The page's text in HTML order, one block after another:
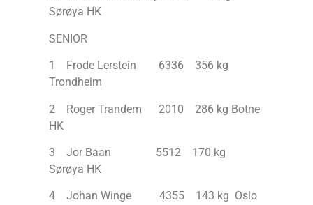
Sørøya HK
SENIOR
1 Frode Lerstein 6336 356 kg
Trondheim
2 Roger Trandem 2010 286 kg Botne
HK
3 Jor Baan 5512 170 kg
Sørøya HK
4 Johan Winge 4355 143 kg Oslo